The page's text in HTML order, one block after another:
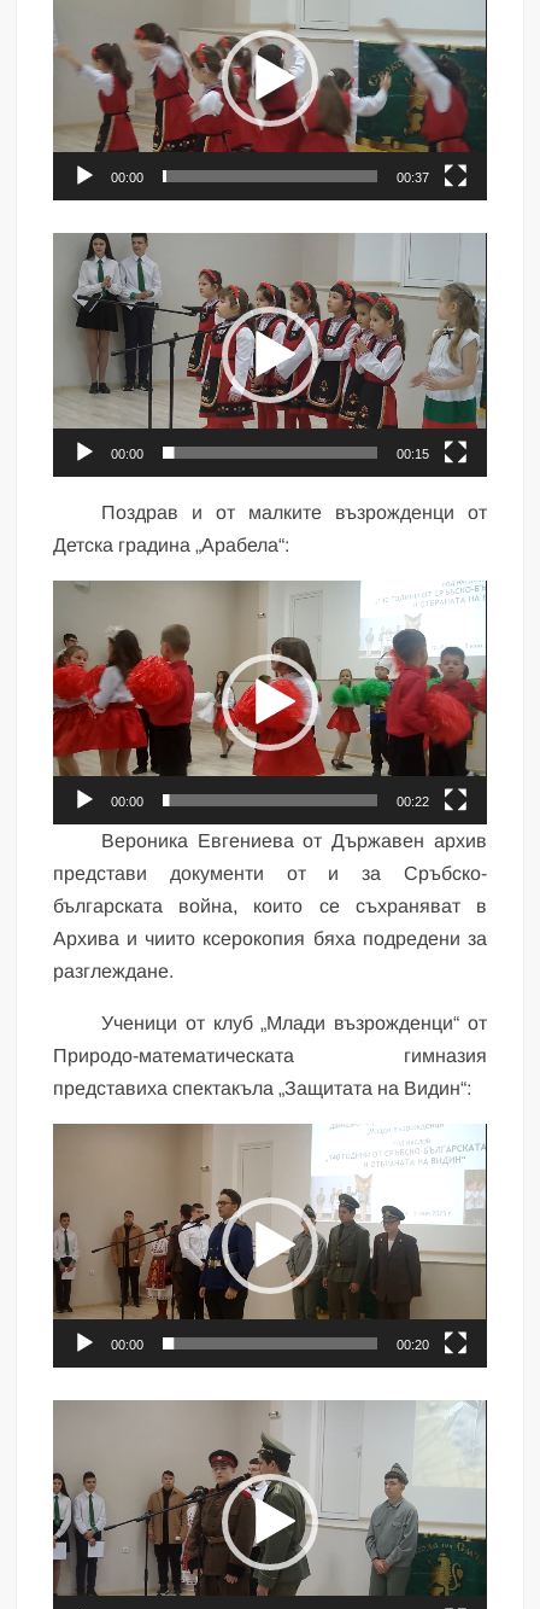
00:00 00:37
Видео
00:00 00:15
Поздрав и от малките възрожденци от
Детска градина „Арабела“:
Видео
00:00 00:22
Вероника Евгениева от Държавен архив
представи документи от и за Сръбско-
българската война, които се съхраняват в
Архива и чиито ксерокопия бяха подредени за
разглеждане.
Ученици от клуб „Млади възрожденци“ от
Природо-математическата гимназия
представиха спектакъла „Защитата на Видин“:
00:00 00:20